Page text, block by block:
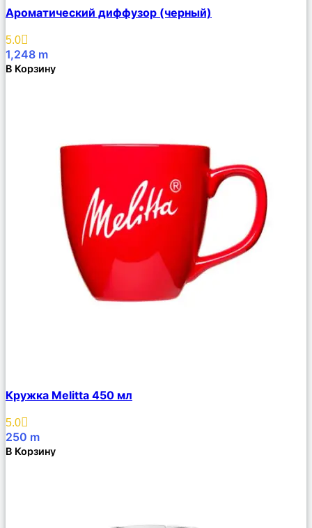
Описание
Избранное
Ароматический диффузор (черный)
5.0
1,248 m
В Корзину
Описание
Избранное
Кружка Melitta 450 мл
5.0
250 m
В Корзину